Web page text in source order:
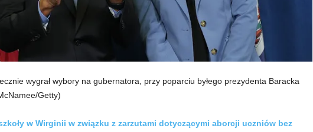
wygrał wybory na gubernatora, przy poparciu byłego prezydenta Baracka
Getty)
w Wirginii w związku z zarzutami dotyczącymi aborcji uczniów bez